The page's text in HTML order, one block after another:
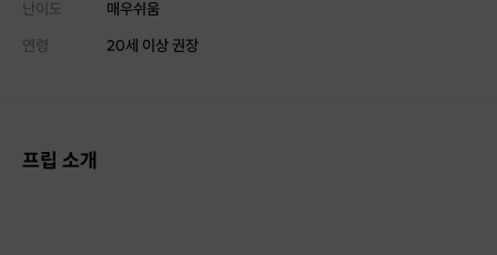
난이도
매우쉬움
연령
20세 이상 권장
프립 소개